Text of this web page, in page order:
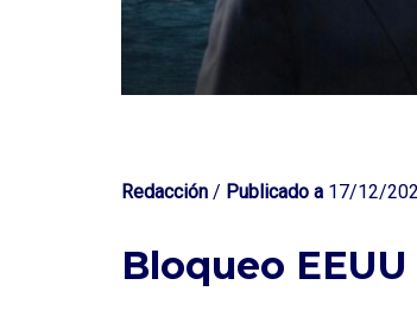
Redacción / Publicado a 17/12/
Bloqueo